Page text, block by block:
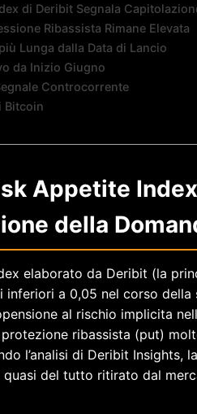
di Deribit Segnala
Ribassista Rimane Elevata
Lunga dalla Data di Lancio
da Inizio Giugno
Controcorrente
Bitcoin
Appetite
della
elaborato da Deribit (la
a 0,05 nel corso della
al rischio implicita
ribassista (put)
l’analisi di Deribit Insights,
quasi del tutto ritirato dal